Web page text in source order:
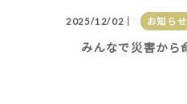
2025/12/02｜ お知らせ